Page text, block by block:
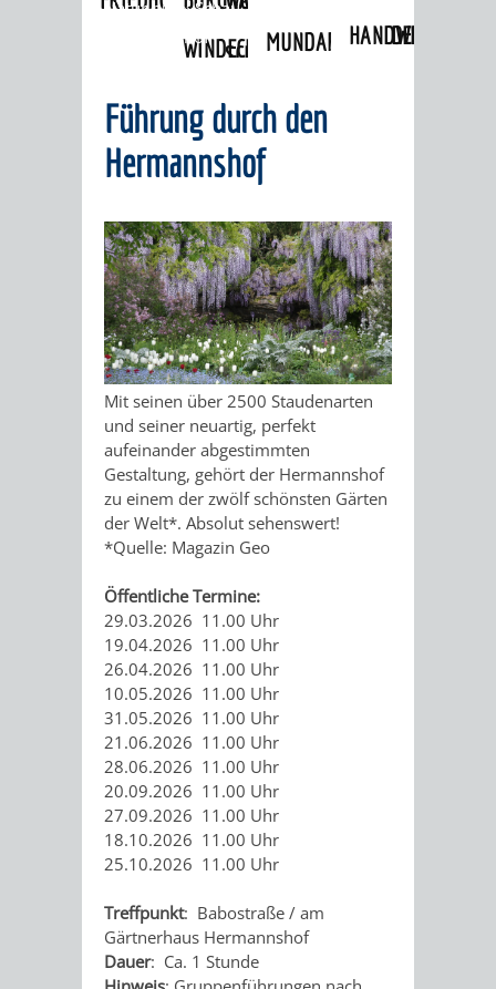
WINDECKSCHLOSS
MUSEUM
VERANSTALTUNGEN
KINDER
IM
MUSEUM
INGRID-
NOLL-
MUNDART-
WEG
ZEIGMAL
- DIE
APP
STADTTEILE
AUSFLUGSZIELE
KLEINSTADTPERLEN
HITS
FÜR
KIDS
SECHS-
MÜHLEN-
TAL
BLOGGER
ON
TOUR
MUNDART-HANDWERK
DES
AM
BRUNNEN
GELAUSCHT
-
LUSTIG,
MEIN
Natur pur
»Schau- und Sichtungsgarten
Hermannshof
Führung durch den
Hermannshof
Mit seinen über 2500 Staudenarten
und seiner neuartig, perfekt
aufeinander abgestimmten
Gestaltung, gehört der Hermannshof
zu einem der zwölf schönsten Gärten
der Welt*. Absolut sehenswert!
*Quelle: Magazin Geo
Öffentliche Termine:
29.03.2026 11.00 Uhr
19.04.2026 11.00 Uhr
26.04.2026 11.00 Uhr
10.05.2026 11.00 Uhr
31.05.2026 11.00 Uhr
21.06.2026 11.00 Uhr
28.06.2026 11.00 Uhr
20.09.2026 11.00 Uhr
27.09.2026 11.00 Uhr
18.10.2026 11.00 Uhr
25.10.2026 11.00 Uhr
Treffpunkt: Babostraße / am
Gärtnerhaus Hermannshof
Dauer: Ca. 1 Stunde